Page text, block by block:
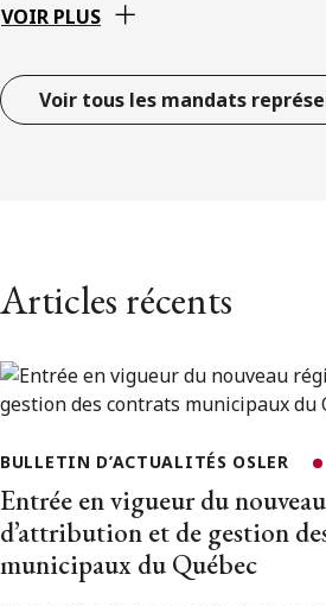
VOIR PLUS
Voir tous les mandats
Articles récents
BULLETIN D’ACTUALITÉS OSLER
Entrée en vigueur du
d’attribution et de gestion
municipaux du Québec